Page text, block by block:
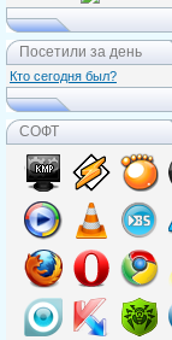
Посетили за день
Кто сегодня был?
СОФТ